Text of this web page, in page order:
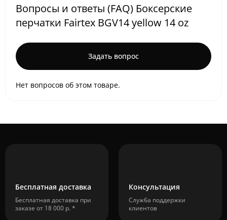
Вопросы и ответы (FAQ) Боксерские
перчатки Fairtex BGV14 yellow 14 oz
Задать вопрос
Нет вопросов об этом товаре.
Бесплатная доставка
Бесплатная доставка при
заказе от 18 000 р. *
Консультация
Служба поддержки
клиентов